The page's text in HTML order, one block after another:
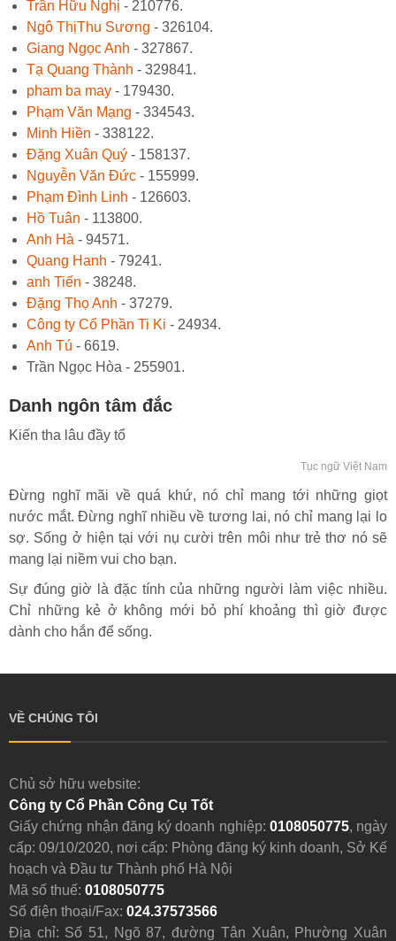
Trần Hữu Nghị - 210776.
Ngô ThịThu Sương - 326104.
Giang Ngọc Anh - 327867.
Tạ Quang Thành - 329841.
pham ba may - 179430.
Phạm Văn Mạng - 334543.
Minh Hiền - 338122.
Đặng Xuân Quý - 158137.
Nguyễn Văn Đức - 155999.
Phạm Đình Linh - 126603.
Hồ Tuân - 113800.
Anh Hà - 94571.
Quang Hanh - 79241.
anh Tiến - 38248.
Đặng Thọ Anh - 37279.
Công ty Cổ Phần Ti Ki - 24934.
Anh Tú - 6619.
Trần Ngọc Hòa - 255901.
Danh ngôn tâm đắc
Kiến tha lâu đầy tổ
Tục ngữ Việt Nam
Đừng nghĩ mãi về quá khứ, nó chỉ mang tới những giọt
nước mắt. Đừng nghĩ nhiều về tương lai, nó chỉ mang lại lo
sợ. Sống ở hiện tại với nụ cười trên môi như trẻ thơ nó sẽ
mang lại niềm vui cho bạn.
Sự đúng giờ là đặc tính của những người làm việc nhiều.
Chỉ những kẻ ở không mới bỏ phí khoảng thì giờ được
dành cho hắn để sống.
VỀ CHÚNG TÔI
Chủ sở hữu website:
Công ty Cổ Phần Công Cụ Tốt
Giấy chứng nhận đăng ký doanh nghiệp: 0108050775, ngày
cấp: 09/10/2020, nơi cấp: Phòng đăng ký kinh doanh, Sở Kế
hoạch và Đầu tư Thành phố Hà Nội
Mã số thuế: 0108050775
Số điện thoại/Fax: 024.37573566
Địa chỉ: Số 51, Ngõ 87, đường Tân Xuân, Phường Xuân